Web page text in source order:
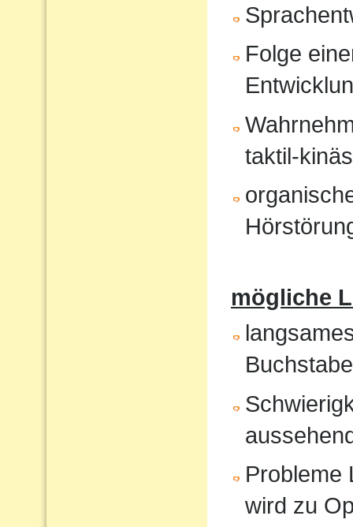
Folge
taktil-
mögliche
Probleme
wird zu